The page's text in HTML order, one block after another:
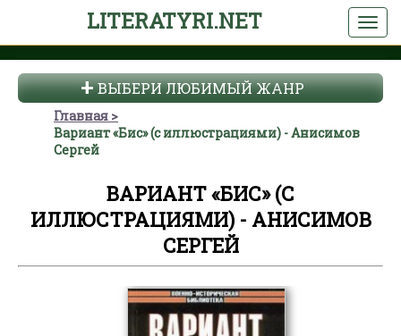
LITERATYRI.NET
ВЫБЕРИ ЛЮБИМЫЙ ЖАНР
Главная
Вариант «Бис» (с иллюстрациями) - Анисимов
Сергей
ВАРИАНТ «БИС» (С
ИЛЛЮСТРАЦИЯМИ) - АНИСИМОВ
СЕРГЕЙ